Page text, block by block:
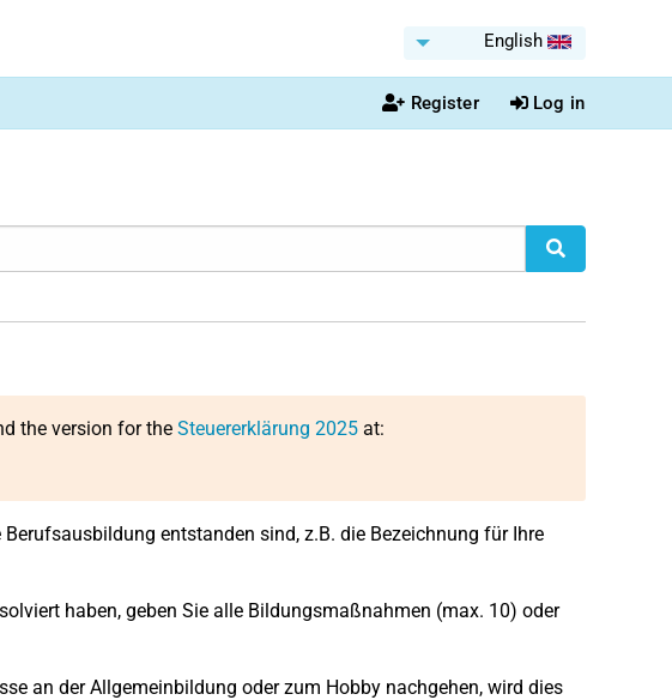
English
Register Log in
the version for the Steuererklärung 2025at:
entstanden sind, z.B. die Bezeichnung für Ihre
haben, geben Sie alle Bildungsmaßnahmen (max. 10) oder
an der Allgemeinbildung oder zum Hobby nachgehen, wird dies